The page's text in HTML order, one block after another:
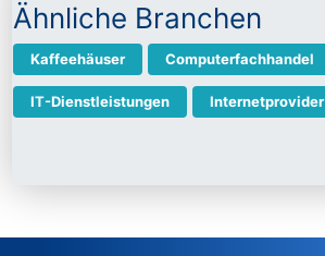
Ähnliche Branchen
Kaffeehäuser Computerfachhandel
IT-Dienstleistungen Internetprovider